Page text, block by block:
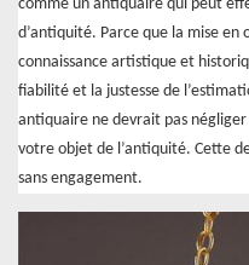
comme un antiquaire qui peut
d’antiquité. Parce que la mise
connaissance artistique et
fiabilité et la justesse de
antiquaire ne devrait pas
votre objet de l’antiquité. Cette
sans engagement.